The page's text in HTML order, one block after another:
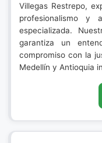
Villegas Restrepo,
profesionalismo y
especializada.
garantiza un
compromiso con la
Medellín y Antioquia